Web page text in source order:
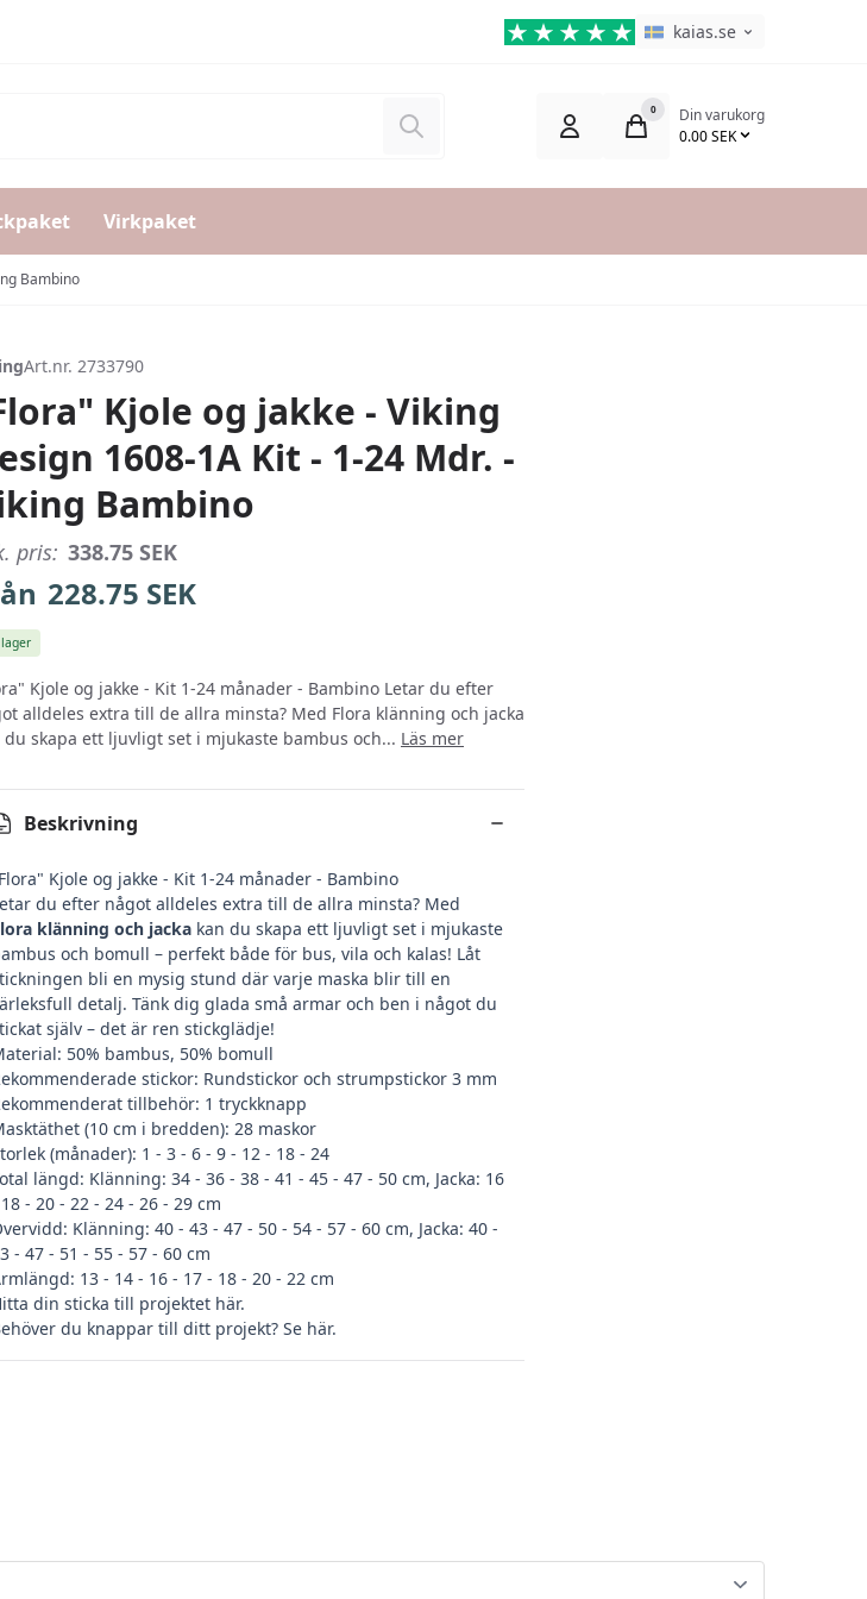
Språkväljare
Aktuellt språk är:
kaias.se
Sök
0
Din varukorg
0.00 SEK
Virkpaket
Bambino
Art.nr. 2733790
Kjole og jakke - Viking
1608-1A Kit - 1-24 Mdr. -
Bambino
pris: 338.75SEK
228.75 SEK
Kjole og jakke - Kit 1-24 månader - Bambino Letar du efter
alldeles extra till de allra minsta? Med Flora klänning och jacka
du skapa ett ljuvligt set i mjukaste bambus och... Läs mer
Beskrivning
Kjole og jakke - Kit 1-24 månader - Bambino
du efter något alldeles extra till de allra minsta? Med
klänning och jacka kan du skapa ett ljuvligt set i mjukaste
och bomull – perfekt både för bus, vila och kalas! Låt
bli en mysig stund där varje maska blir till en
detalj. Tänk dig glada små armar och ben i något du
själv – det är ren stickglädje!
50% bambus, 50% bomull
stickor: Rundstickor och strumpstickor 3 mm
tillbehör: 1 tryckknapp
(10 cm i bredden): 28 maskor
(månader): 1 - 3 - 6 - 9 - 12 - 18 - 24
längd: Klänning: 34 - 36 - 38 - 41 - 45 - 47 - 50 cm, Jacka: 16
- 20 - 22 - 24 - 26 - 29 cm
Klänning: 40 - 43 - 47 - 50 - 54 - 57 - 60 cm, Jacka: 40 -
- 47 - 51 - 55 - 57 - 60 cm
13 - 14 - 16 - 17 - 18 - 20 - 22 cm
din sticka till projektet här.
du knappar till ditt projekt? Se här.